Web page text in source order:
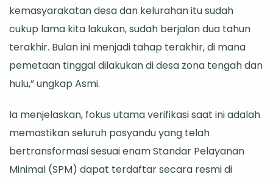
kemasyarakatan desa dan kelurahan itu sudah
cukup lama kita lakukan, sudah berjalan dua tahun
terakhir. Bulan ini menjadi tahap terakhir, di mana
pemetaan tinggal dilakukan di desa zona tengah dan
hulu,” ungkap Asmi.
Ia menjelaskan, fokus utama verifikasi saat ini adalah
memastikan seluruh posyandu yang telah
bertransformasi sesuai enam Standar Pelayanan
Minimal (SPM) dapat terdaftar secara resmi di